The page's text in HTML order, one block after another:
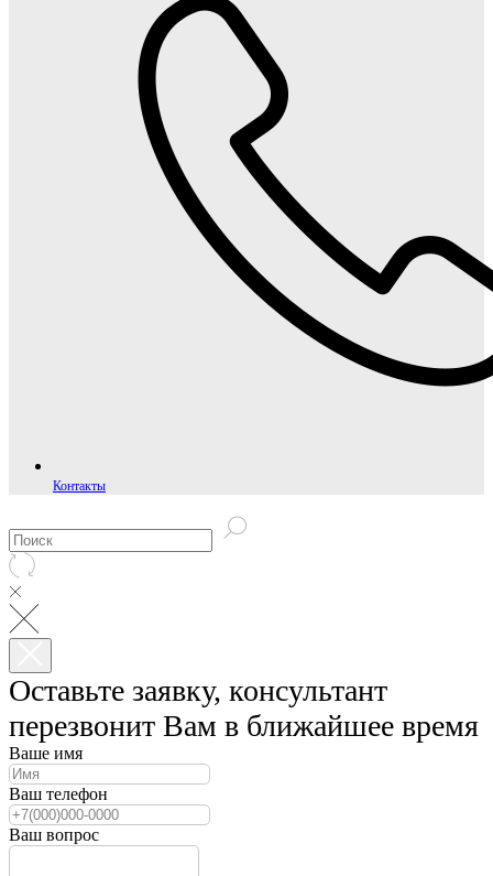
Контакты
Оставьте заявку, консультант
перезвонит Вам в ближайшее время
Ваше имя
Ваш телефон
Ваш вопрос